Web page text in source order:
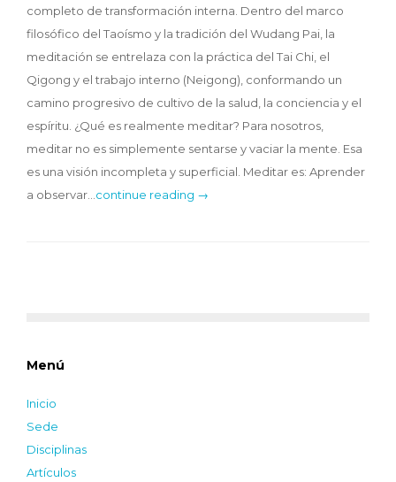
completo de transformación interna. Dentro del marco
filosófico del Taoísmo y la tradición del Wudang Pai, la
meditación se entrelaza con la práctica del Tai Chi, el
Qigong y el trabajo interno (Neigong), conformando un
camino progresivo de cultivo de la salud, la conciencia y el
espíritu. ¿Qué es realmente meditar? Para nosotros,
meditar no es simplemente sentarse y vaciar la mente. Esa
es una visión incompleta y superficial. Meditar es: Aprender
a observar… continue reading →
Menú
Inicio
Sede
Disciplinas
Artículos